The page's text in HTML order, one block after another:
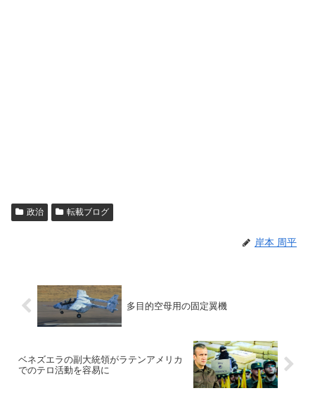
政治 転載ブログ
岸本 周平
多目的空母用の固定翼機
ベネズエラの副大統領がラテンアメリカ
でのテロ活動を容易に